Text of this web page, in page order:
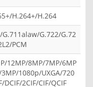
H.264+/H.264
G.722/G.72
PCM
12MP/8MP/7MP/6MP
1080p/UXGA/720
DCIF/2CIF/CIF/QCIF